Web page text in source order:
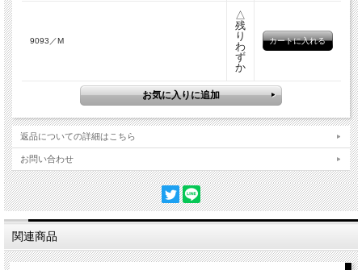
9093／M
△
残
り
わ
ず
か
返品についての詳細はこちら
お問い合わせ
関連商品